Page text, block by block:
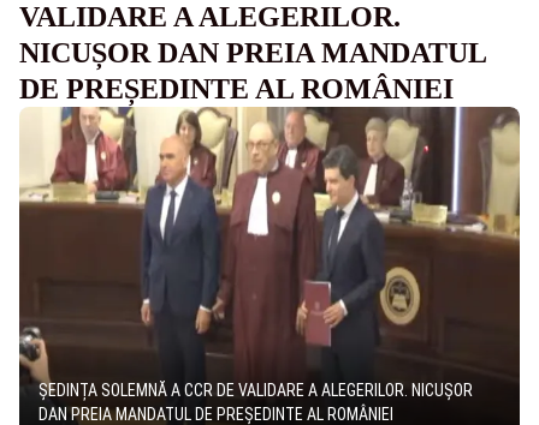
VALIDARE A ALEGERILOR.
NICUȘOR DAN PREIA MANDATUL
DE PREȘEDINTE AL ROMÂNIEI
ȘEDINȚA SOLEMNĂ A CCR DE VALIDARE A ALEGERILOR. NICUȘOR
DAN PREIA MANDATUL DE PREȘEDINTE AL ROMÂNIEI